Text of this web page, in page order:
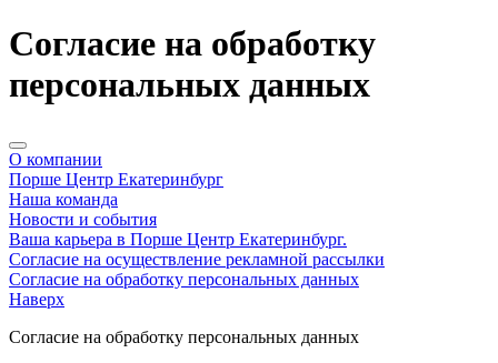
Согласие на обработку
персональных данных
О компании
Порше Центр Екатеринбург
Наша команда
Новости и события
Ваша карьера в Порше Центр Екатеринбург.
Согласие на осуществление рекламной рассылки
Согласие на обработку персональных данных
Наверх
Согласие на обработку персональных данных